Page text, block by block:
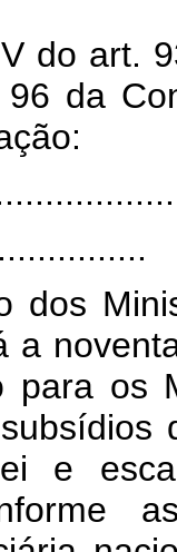
do art.
da
dos
a
para os
e